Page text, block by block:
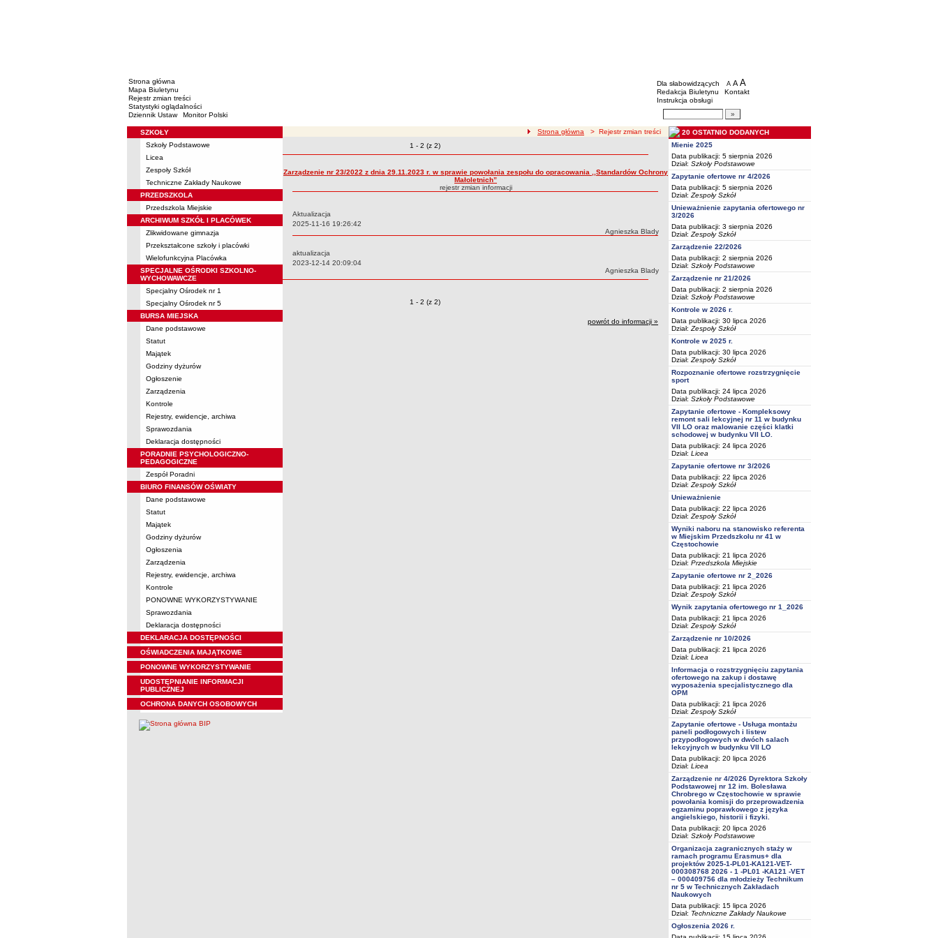
Strona główna
Mapa Biuletynu
Rejestr zmian treści
Statystyki oglądalności
Dziennik Ustaw
Monitor Polski
BIP - Oświata Częstochowa
Menu dodatkowe
Dla słabowidzących A pomniejsz czcionkę
A standardowy rozmiar czcionki
A
Redakcja Biuletynu
Kontakt
Instrukcja obsługi
Wyszukiwarka artykułów
Menu
SZKOŁY
Szkoły Podstawowe
Licea
Zespoły Szkół
Techniczne Zakłady Naukowe
PRZEDSZKOLA
Przedszkola Miejskie
ARCHIWUM SZKÓŁ I PLACÓWEK
Zlikwidowane gimnazja
Przekształcone szkoły i placówki
Wielofunkcyjna Placówka
SPECJALNE OŚRODKI SZKOLNO-
WYCHOWAWCZE
Specjalny Ośrodek nr 1
Specjalny Ośrodek nr 5
BURSA MIEJSKA
Dane podstawowe
Statut
Majątek
Godziny dyżurów
Ogłoszenie
Zarządzenia
Kontrole
Rejestry, ewidencje, archiwa
Sprawozdania
Deklaracja dostępności
PORADNIE PSYCHOLOGICZNO-
PEDAGOGICZNE
Zespół Poradni
BIURO FINANSÓW OŚWIATY
Dane podstawowe
Statut
Majątek
Godziny dyżurów
Ogłoszenia
Zarządzenia
Rejestry, ewidencje, archiwa
Kontrole
PONOWNE WYKORZYSTYWANIE
Sprawozdania
Deklaracja dostępności
DEKLARACJA DOSTĘPNOŚCI
OŚWIADCZENIA MAJĄTKOWE
PONOWNE WYKORZYSTYWANIE
UDOSTĘPNIANIE INFORMACJI
PUBLICZNEJ
OCHRONA DANYCH OSOBOWYCH
ścieżka nawigacji
Strona główna > Rejestr zmian treści
Zmiany o pozycjach
1 - 2 (z 2)
Zarządzenie nr 23/2022 z dnia 29.11.2023 r. w sprawie powołania zespołu do opracowania ,,Standardów Ochrony
Małoletnich”
rejestr zmian informacji
Aktualizacja
Data:
2025-11-16 19:26:42
Autor:
Agnieszka Blady
aktualizacja
Data:
2023-12-14 20:09:04
Autor:
Agnieszka Blady
Zmiany o pozycjach
1 - 2 (z 2)
powrót do informacji »
20 OSTATNIO DODANYCH
Mienie 2025
Data publikacji: 5 sierpnia 2026
Dział: Szkoły Podstawowe
Zapytanie ofertowe nr 4/2026
Data publikacji: 5 sierpnia 2026
Dział: Zespoły Szkół
Unieważnienie zapytania ofertowego nr
3/2026
Data publikacji: 3 sierpnia 2026
Dział: Zespoły Szkół
Zarządzenie 22/2026
Data publikacji: 2 sierpnia 2026
Dział: Szkoły Podstawowe
Zarządzenie nr 21/2026
Data publikacji: 2 sierpnia 2026
Dział: Szkoły Podstawowe
Kontrole w 2026 r.
Data publikacji: 30 lipca 2026
Dział: Zespoły Szkół
Kontrole w 2025 r.
Data publikacji: 30 lipca 2026
Dział: Zespoły Szkół
Rozpoznanie ofertowe rozstrzygnięcie
sport
Data publikacji: 24 lipca 2026
Dział: Szkoły Podstawowe
Zapytanie ofertowe - Kompleksowy
remont sali lekcyjnej nr 11 w budynku
VII LO oraz malowanie części klatki
schodowej w budynku VII LO.
Data publikacji: 24 lipca 2026
Dział: Licea
Zapytanie ofertowe nr 3/2026
Data publikacji: 22 lipca 2026
Dział: Zespoły Szkół
Unieważnienie
Data publikacji: 22 lipca 2026
Dział: Zespoły Szkół
Wyniki naboru na stanowisko referenta
w Miejskim Przedszkolu nr 41 w
Częstochowie
Data publikacji: 21 lipca 2026
Dział: Przedszkola Miejskie
Zapytanie ofertowe nr 2_2026
Data publikacji: 21 lipca 2026
Dział: Zespoły Szkół
Wynik zapytania ofertowego nr 1_2026
Data publikacji: 21 lipca 2026
Dział: Zespoły Szkół
Zarządzenie nr 10/2026
Data publikacji: 21 lipca 2026
Dział: Licea
Informacja o rozstrzygnięciu zapytania
ofertowego na zakup i dostawę
wyposażenia specjalistycznego dla
OPM
Data publikacji: 21 lipca 2026
Dział: Zespoły Szkół
Zapytanie ofertowe - Usługa montażu
paneli podłogowych i listew
przypodłogowych w dwóch salach
lekcyjnych w budynku VII LO
Data publikacji: 20 lipca 2026
Dział: Licea
Zarządzenie nr 4/2026 Dyrektora Szkoły
Podstawowej nr 12 im. Bolesława
Chrobrego w Częstochowie w sprawie
powołania komisji do przeprowadzenia
egzaminu poprawkowego z języka
angielskiego, historii i fizyki.
Data publikacji: 20 lipca 2026
Dział: Szkoły Podstawowe
Organizacja zagranicznych staży w
ramach programu Erasmus+ dla
projektów 2025-1-PL01-KA121-VET-
000308768 2026 - 1 -PL01 -KA121 -VET
– 000409756 dla młodzieży Technikum
nr 5 w Technicznych Zakładach
Naukowych
Data publikacji: 15 lipca 2026
Dział: Techniczne Zakłady Naukowe
Ogłoszenia 2026 r.